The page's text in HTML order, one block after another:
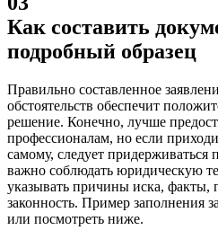
Как составить
подробный образец
Правильно составленное
обстоятельств обеспечит
решение. Конечно, лучше
профессионалам, но если
самому, следует придерживаться
важно соблюдать юридическую
указывать причины иска, факты,
законность. Пример заполнения
или посмотреть ниже.